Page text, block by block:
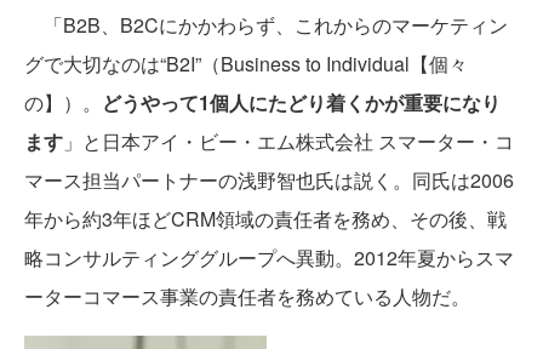
「B2B、B2Cにかかわらず、これからのマーケティン
グで大切なのは“B2I”（Business to Individual【個々
の】）。 どうやって1個人にたどり着くかが重要になり
ます 」と日本アイ・ビー・エム株式会社 スマーター・コ
マース担当パートナーの浅野智也氏は説く。同氏は2006
年から約3年ほどCRM領域の責任者を務め、その後、戦
略コンサルティンググループへ異動。2012年夏からスマ
ーターコマース事業の責任者を務めている人物だ。